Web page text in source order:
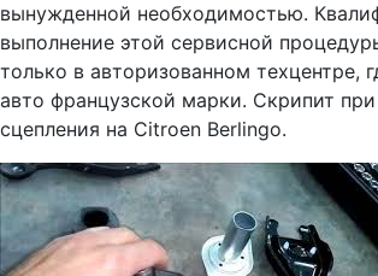
вынужденной необходимостью.
выполнение этой сервисной
только в авторизованном техцентре,
авто французской марки. Скрипит
сцепления на Citroen Berlingo.